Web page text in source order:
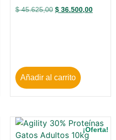
$45.625,00 $ 36.500,00
Añadir al carrito
¡Oferta!